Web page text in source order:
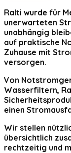
Ralti wurde für
unerwarteten
unabhängig
auf praktische
Zuhause mit
versorgen.
Von
Wasserfiltern,
einen
Wir stellen
übersichtlich
rechtzeitig und